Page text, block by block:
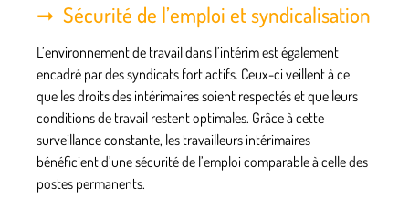
Sécurité de l’emploi et syndicalisation
L’environnement de travail dans l’intérim est également
encadré par dessyndicats fort actifs. Ceux-ci veillent à ce
que les droits des intérimaires soient respectés et que leurs
conditions de travail restent optimales. Grâce à cette
surveillance constante, les travailleurs intérimaires
bénéficient d’une sécurité de l’emploi comparable à celle des
postes permanents.